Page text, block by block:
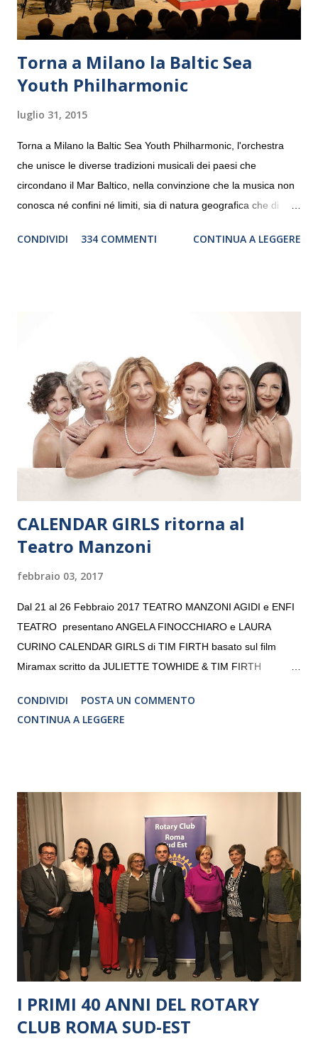
Torna a Milano la Baltic Sea
Youth Philharmonic
luglio 31, 2015
Torna a Milano la Baltic Sea Youth Philharmonic, l'orchestra
che unisce le diverse tradizioni musicali dei paesi che
circondano il Mar Baltico, nella convinzione che la musica non
conosca né confini né limiti, sia di natura geografica che di
debutterà il 10 settembre a Heiden, in Germania, e toccherà, in
“Settembre dell’Accademia” dove si esibirà per il secondo anno
consecutivo. Il pubblico milanese avrà il piacere di applaudire i
giovani artisti della Baltic Sea Youth Philharmonic per la quarta
volta. L’orchestra, fondata nel 2008 da Kristjan Järvi (affiancato
da un prestigioso consiglio di consulent...
CONDIVIDI 334 COMMENTI CONTINUA A LEGGERE
CALENDAR GIRLS ritorna al
Teatro Manzoni
febbraio 03, 2017
Dal 21 al 26 Febbraio 2017 TEATRO MANZONI AGIDI e ENFI
TEATRO presentano ANGELA FINOCCHIARO e LAURA
CURINO CALENDAR GIRLS di TIM FIRTH basato sul film
Miramax scritto da JULIETTE TOWHIDE & TIM FIRTH
CRISTINA PEZZOLI
CONDIVIDI
POSTA UN COMMENTO
CONTINUA A LEGGERE
I PRIMI 40 ANNI DEL ROTARY
CLUB ROMA SUD-EST